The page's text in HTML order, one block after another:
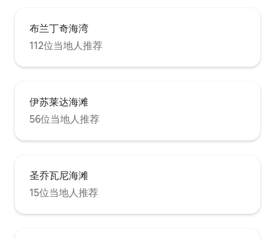
布兰丁奇海湾
112位当地人推荐
伊苏莱达海滩
56位当地人推荐
圣乔瓦尼海滩
15位当地人推荐